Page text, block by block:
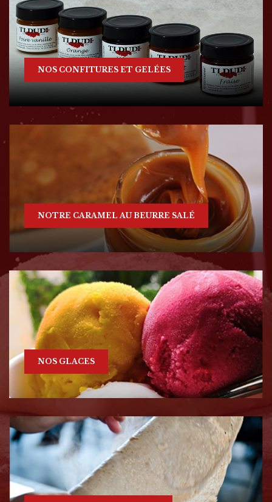
NOS CONFITURES ET GELÉES
NOTRE CARAMEL AU BEURRE SALÉ
NOS GLACES